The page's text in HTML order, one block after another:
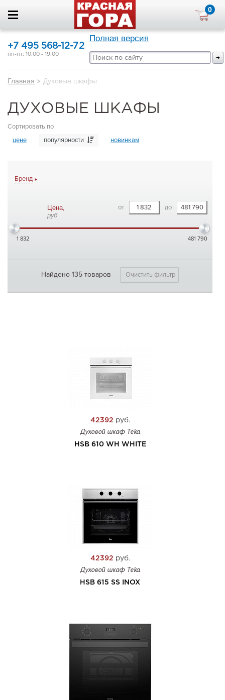
0
+7 495 568-12-72
пн-пт: 10.00 - 19.00
Полная версия
Главная > Духовые шкафы
ДУХОВЫЕ ШКАФЫ
Сортировать по
цене
популярности новинкам
Бренд
Цена,
руб
до
от
1 832 481 790
Найдено 135 товаров Очистить фильтр
42392 руб.
Духовой шкаф Teka
HSB 610 WH WHITE
42392 руб.
Духовой шкаф Teka
HSB 615 SS INOX